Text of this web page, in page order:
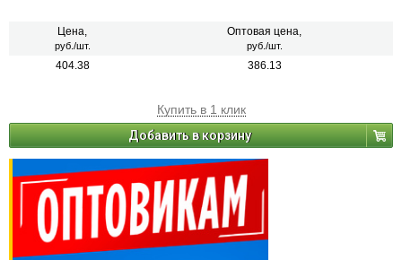
Цена,
руб./шт.
Оптовая цена,
руб./шт.
404.38 386.13
Купить в 1 клик
Добавить в корзину